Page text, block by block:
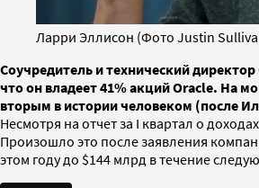
Ларри Эллисон (Фото Justin
Соучредитель и технический
что он владеет 41% акций Oracle. На
вторым в истории человеком (после
Несмотря на отчет за I квартал о
Произошло это после заявления
этом году до $144 млрд в течение